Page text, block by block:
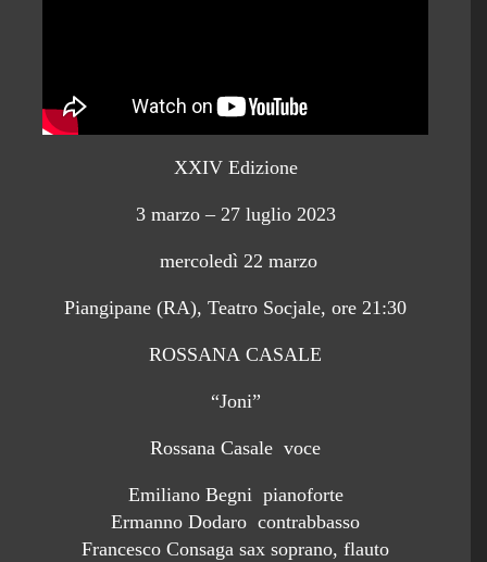
XXIV Edizione
3 marzo – 27 luglio 2023
mercoledì 22 marzo
Piangipane (RA), Teatro Socjale, ore 21:30
ROSSANA CASALE
“Joni”
Rossana Casale voce
Emiliano Begni pianoforte
Ermanno Dodaro contrabbasso
Francesco Consaga sax soprano, flauto